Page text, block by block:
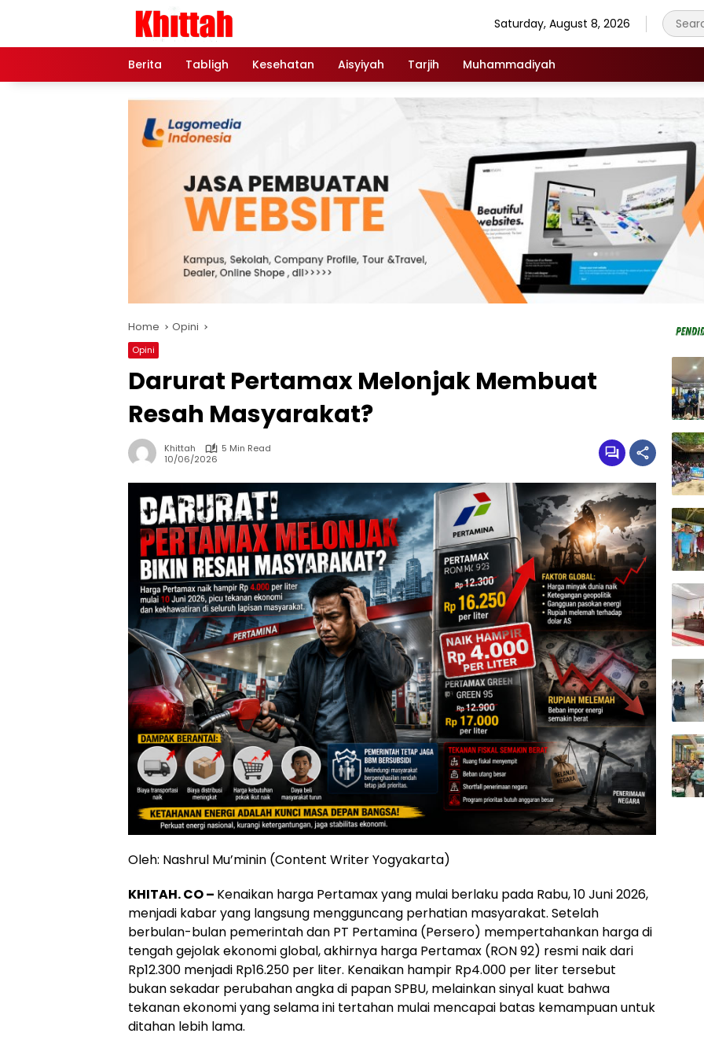
Saturday, August 8, 2026
Berita Tabligh Kesehatan Aisyiyah Tarjih Muhammadiyah
Home Opini
Opini
Darurat Pertamax Melonjak Membuat
Resah Masyarakat?
Khittah
5 Min Read
10/06/2026
Oleh: Nashrul Mu’minin (Content Writer Yogyakarta)
KHITAH. CO – Kenaikan harga Pertamax yang mulai berlaku pada Rabu, 10 Juni 2026,
menjadi kabar yang langsung mengguncang perhatian masyarakat. Setelah
berbulan-bulan pemerintah dan PT Pertamina (Persero) mempertahankan harga di
tengah gejolak ekonomi global, akhirnya harga Pertamax (RON 92) resmi naik dari
Rp12.300 menjadi Rp16.250 per liter. Kenaikan hampir Rp4.000 per liter tersebut
bukan sekadar perubahan angka di papan SPBU, melainkan sinyal kuat bahwa
tekanan ekonomi yang selama ini tertahan mulai mencapai batas kemampuan untuk
ditahan lebih lama.